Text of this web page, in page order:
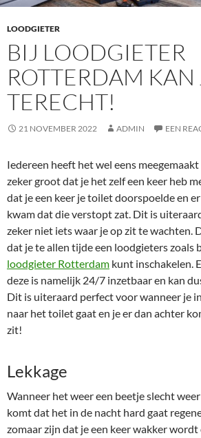
LOODGIETER
BIJ LOODGIETER
ROTTERDAM KAN
TERECHT!
21 NOVEMBER 2022 ADMIN EEN
Iedereen heeft het wel eens
zeker groot dat je het zelf een keer heb
dat je een keer je toilet doorspoelde en
kwam dat die verstopt zat. Dit is
zeker niet iets waar je op zit te wachten.
dat je te allen tijde een loodgieters zoals
loodgieter Rotterdam kunt inschakelen.
deze is namelijk 24/7 inzetbaar en kan
Dit is uiteraard perfect voor wanneer je
naar het toilet gaat en je er dan achter
zit!
Lekkage
Wanneer het weer een beetje slecht
komt dat het in de nacht hard gaat
zomaar zijn dat je een keer wakker wordt